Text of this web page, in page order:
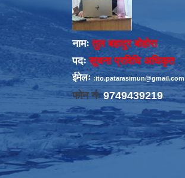
नामःतुल बहादुर बोहोरा
पदःसूचना प्रविधि अधिकृत
ईमेलः:ito.patarasimun@gmail.com
फोन नंः9749439219